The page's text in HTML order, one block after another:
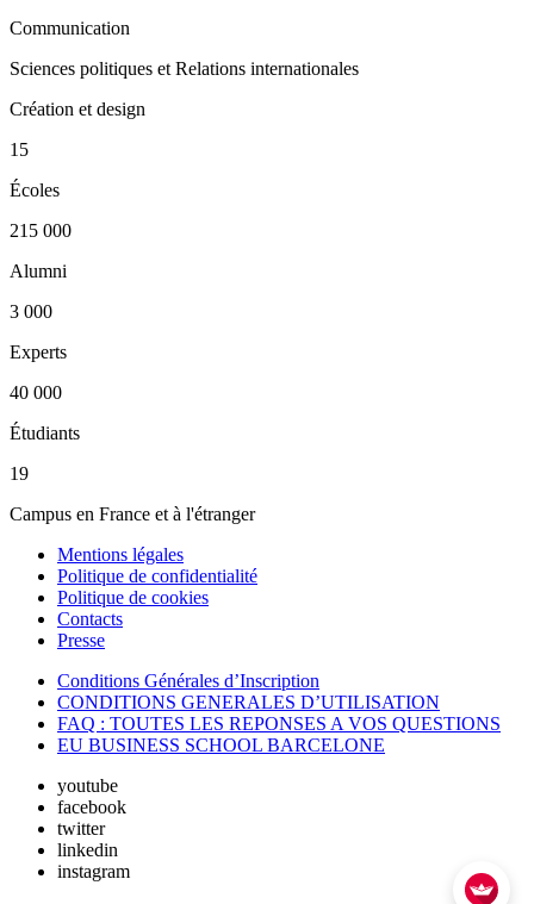
Communication
Sciences politiques et Relations internationales
Création et design
15
Écoles
215 000
Alumni
3 000
Experts
40 000
Étudiants
19
Campus en France et à l'étranger
Mentions légales
Politique de confidentialité
Politique de cookies
Contacts
Presse
Conditions Générales d’Inscription
CONDITIONS GENERALES D’UTILISATION
FAQ : TOUTES LES REPONSES A VOS QUESTIONS
EU BUSINESS SCHOOL BARCELONE
youtube
facebook
twitter
linkedin
instagram